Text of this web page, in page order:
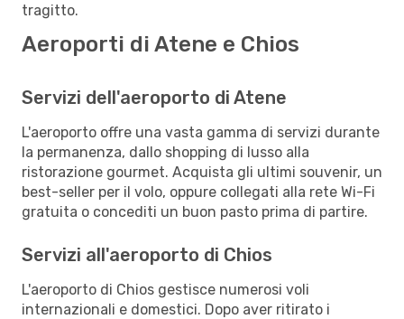
tragitto.
Aeroporti di Atene e Chios
Servizi dell'aeroporto di Atene
L'aeroporto offre una vasta gamma di servizi durante
la permanenza, dallo shopping di lusso alla
ristorazione gourmet. Acquista gli ultimi souvenir, un
best-seller per il volo, oppure collegati alla rete Wi-Fi
gratuita o concediti un buon pasto prima di partire.
Servizi all'aeroporto di Chios
L'aeroporto di Chios gestisce numerosi voli
internazionali e domestici. Dopo aver ritirato i